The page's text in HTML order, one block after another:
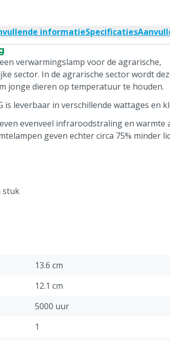
informatieSpecificaties
verwarmingslamp voor de agrarische,
sector. In de agrarische sector wordt
jonge dieren op temperatuur te houden.
is leverbaar in verschillende wattages en
evenveel infraroodstraling en warmte
geven echter circa 75% minder
stuk
13.6 cm
12.1 cm
5000 uur
1